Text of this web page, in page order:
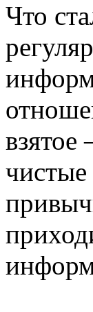
Что
взятое
чистые